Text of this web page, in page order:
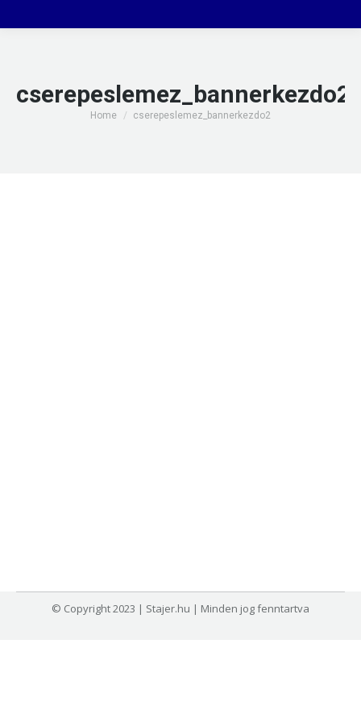
cserepeslemez_bannerkezdo2
You are here:
Home cserepeslemez_bannerkezdo2
© Copyright 2023 | Stajer.hu | Minden jog fenntartva